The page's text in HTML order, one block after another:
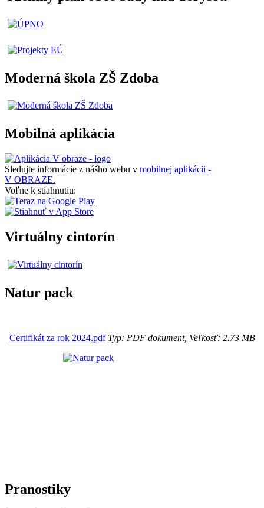
Moderná škola ZŠ Zdoba
Mobilná aplikácia
Sledujte informácie z nášho webu v mobilnej aplikácii -
V OBRAZE.
Voľne k stiahnutiu:
Virtuálny cintorín
Natur pack
Certifikát za rok 2024.pdfTyp: PDF dokument, Veľkosť: 2.73 MB
Pranostiky